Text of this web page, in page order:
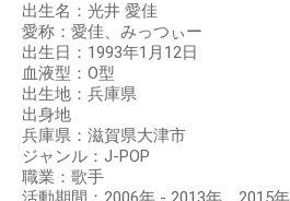
出生名：光井 愛佳
愛称：愛佳、みっつぃー
出生日：1993年1月12日
血液型：O型
出生地：兵庫県
出身地
兵庫県：滋賀県大津市
ジャンル：J-POP
職業：歌手